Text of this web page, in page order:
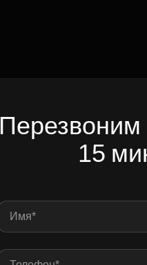
Перезвоним
15